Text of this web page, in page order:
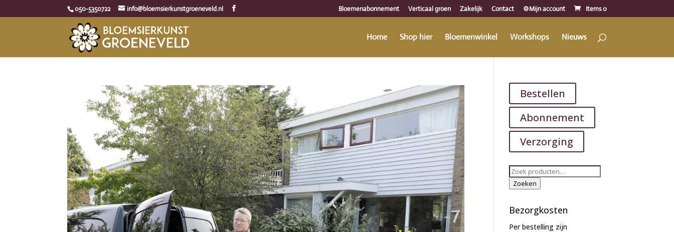
050-5350722 info@bloemsierkunstgroeneveld.nl Bloemenabonnement Verticaal groen Zakelijk Contact ⚙️Mijn account Items 0
Home Shop hier Bloemenwinkel Workshops Nieuws
Bestellen
Abonnement
Verzorging
Zoeken
naar:
Zoeken
Bezorgkosten
Per bestelling zijn